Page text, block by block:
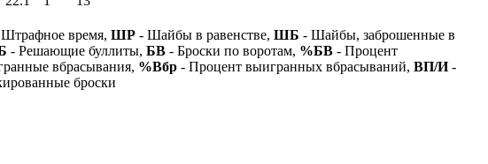
время, ШР - Шайбы в равенстве, ШБ - Шайбы, заброшенные в
- Решающие буллиты, БВ - Броски по воротам, %БВ - Процент
вбрасывания, %Вбр - Процент выигранных вбрасываний, ВП/И-
броски